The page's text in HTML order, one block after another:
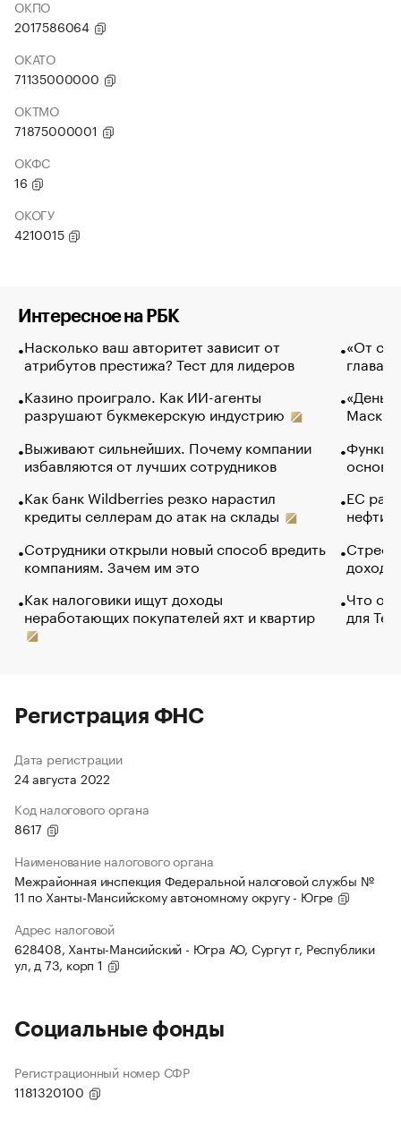
ОКПО
2017586064
ОКАТО
71135000000
ОКТМО
71875000001
ОКФС
16
ОКОГУ
4210015
Интересное на РБК
Насколько ваш авторитет зависит от
атрибутов престижа? Тест для лидеров
Казино проиграло. Как ИИ-агенты
разрушают букмекерскую индустрию
Выживают сильнейших. Почему компании
избавляются от лучших сотрудников
Как банк Wildberries резко нарастил
кредиты селлерам до атак на склады
Сотрудники открыли новый способ вредить
компаниям. Зачем им это
Как налоговики ищут доходы
неработающих покупателей яхт и квартир
«От
глава
Маск в
основ
ЕС
нефти
Что
для
Регистрация ФНС
Дата регистрации
24 августа 2022
Код налогового органа
8617
Наименование налогового органа
Межрайонная инспекция Федеральной налоговой службы №
11 по Ханты-Мансийскому автономному округу - Югре
Адрес налоговой
628408, Ханты-Мансийский - Югра АО, Сургут г, Республики
ул, д 73, корп 1
Социальные фонды
Регистрационный номер СФР
1181320100